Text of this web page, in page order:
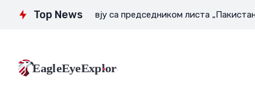
Top News
нигде Интервју са председником листа „Пакистан
EagleEyeExplore